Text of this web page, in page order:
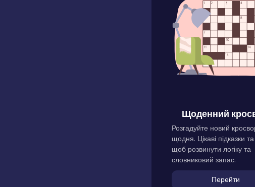
Щоденний
Розгадуйте новий
щодня. Цікаві підказки
щоб розвинути логіку та
словниковий запас.
Перейти